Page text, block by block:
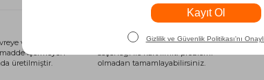
ve sağlığa
içermeyen
üretilmiştir.
Alışveriş Kredisi
Siparişlerinizi anında alışveriş kredisi
seçeneği ile kart limiti problemi
olmadan tamamlayabilirsiniz.